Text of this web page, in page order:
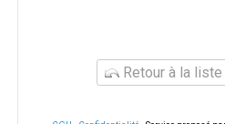
Retour à la